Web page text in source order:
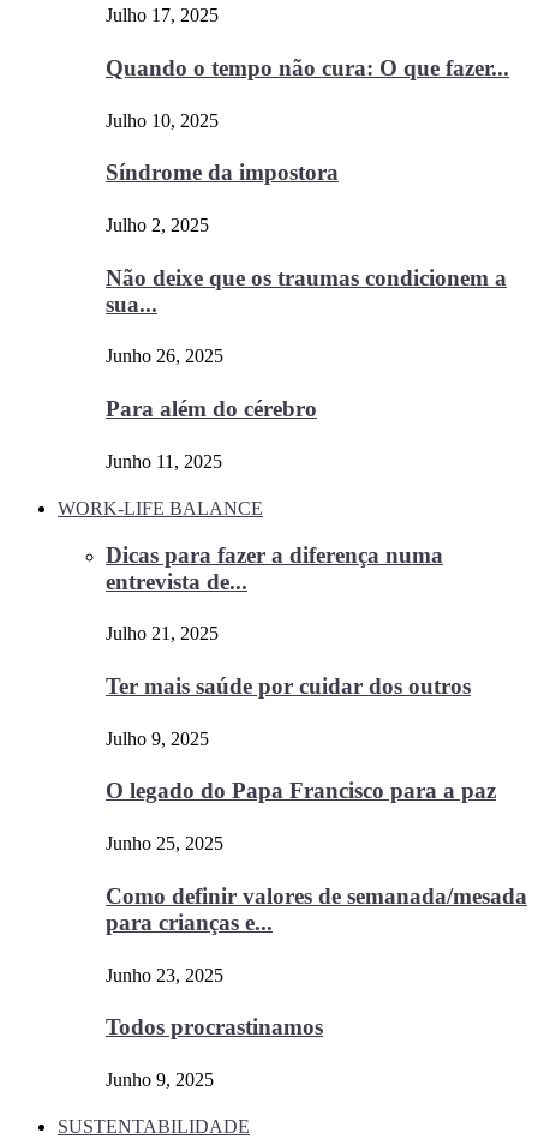
Julho 17, 2025
Quando o tempo não cura: O que fazer...
Julho 10, 2025
Síndrome da impostora
Julho 2, 2025
Não deixe que os traumas condicionem a
sua...
Junho 26, 2025
Para além do cérebro
Junho 11, 2025
WORK-LIFE BALANCE
Dicas para fazer a diferença numa
entrevista de...
Julho 21, 2025
Ter mais saúde por cuidar dos outros
Julho 9, 2025
O legado do Papa Francisco para a paz
Junho 25, 2025
Como definir valores de semanada/mesada
para crianças e...
Junho 23, 2025
Todos procrastinamos
Junho 9, 2025
SUSTENTABILIDADE